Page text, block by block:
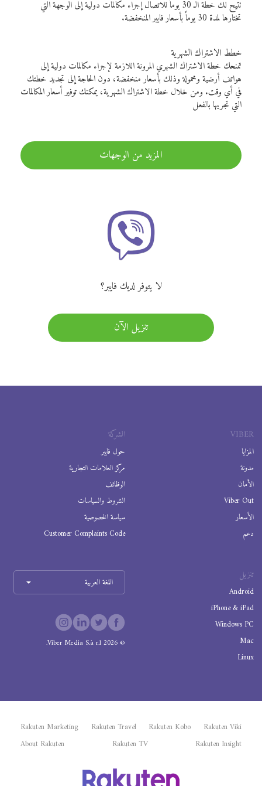
تتيح لك خطة الـ 30 يوماً للاتصال إجراء مكالمات دولية إلى الوجهة التي
تختارها لمدة 30 يوماً بأسعار فايبر المنخفضة.
خطط الاشتراك الشهرية
تمنحك خطة الاشتراك الشهري المرونة اللازمة لإجراء مكالمات دولية إلى
هواتف أرضية ومحمولة وذلك بأسعار منخفضة، دون الحاجة إلى تجديد خطتك
في أي وقت. ومن خلال خطة الاشتراك الشهرية، يمكنك توفير أسعار المكالمات
التي تجريها بالفعل
المزيد من الوجهات
لا يتوفر لديك فايبر؟
تنزيل الآن
VIBER
المزايا
مدونة
الأمان
Viber Out
الأسعار
دعم
الشركة
حول فايبر
مركز العلامات التجارية
الوظائف
الشروط والسياسات
سياسة الخصوصية
Customer Complaints Code
تنزيل
Android
iPhone & iPad
Windows PC
Mac
Linux
اللغة العربية
©
2026
Viber Media S.à r.l.
Rakuten Viki
Rakuten Kobo
Rakuten Travel
Rakuten Marketing
Rakuten Insight
Rakuten TV
About Rakuten